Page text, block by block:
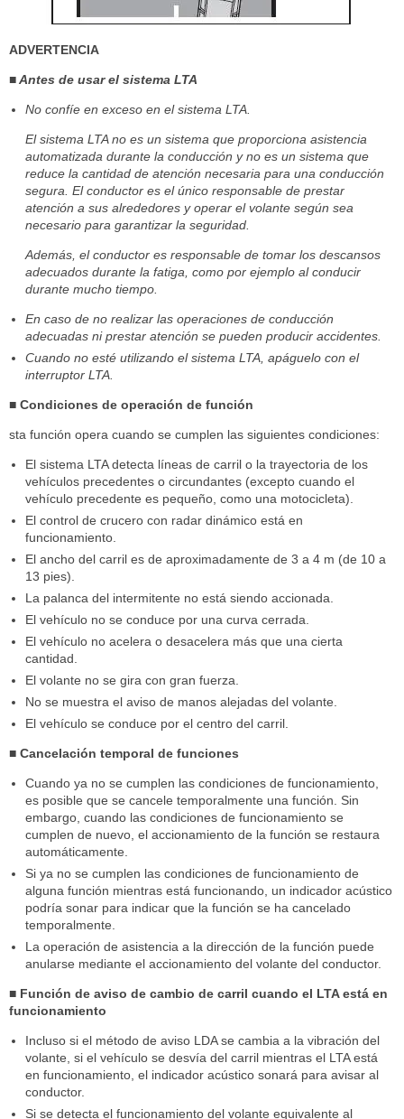
ADVERTENCIA
■ Antes de usar el sistema LTA
No confíe en exceso en el sistema LTA.
El sistema LTA no es un sistema que proporciona asistencia
automatizada durante la conducción y no es un sistema que
reduce la cantidad de atención necesaria para una conducción
segura. El conductor es el único responsable de prestar
atención a sus alrededores y operar el volante según sea
necesario para garantizar la seguridad.
Además, el conductor es responsable de tomar los descansos
adecuados durante la fatiga, como por ejemplo al conducir
durante mucho tiempo.
En caso de no realizar las operaciones de conducción
adecuadas ni prestar atención se pueden producir accidentes.
Cuando no esté utilizando el sistema LTA, apáguelo con el
interruptor LTA.
■ Condiciones de operación de función
sta función opera cuando se cumplen las siguientes condiciones:
El sistema LTA detecta líneas de carril o la trayectoria de los
vehículos precedentes o circundantes (excepto cuando el
vehículo precedente es pequeño, como una motocicleta).
El control de crucero con radar dinámico está en
funcionamiento.
El ancho del carril es de aproximadamente de 3 a 4 m (de 10 a
13 pies).
La palanca del intermitente no está siendo accionada.
El vehículo no se conduce por una curva cerrada.
El vehículo no acelera o desacelera más que una cierta
cantidad.
El volante no se gira con gran fuerza.
No se muestra el aviso de manos alejadas del volante.
El vehículo se conduce por el centro del carril.
■ Cancelación temporal de funciones
Cuando ya no se cumplen las condiciones de funcionamiento,
es posible que se cancele temporalmente una función. Sin
embargo, cuando las condiciones de funcionamiento se
cumplen de nuevo, el accionamiento de la función se restaura
automáticamente.
Si ya no se cumplen las condiciones de funcionamiento de
alguna función mientras está funcionando, un indicador acústico
podría sonar para indicar que la función se ha cancelado
temporalmente.
La operación de asistencia a la dirección de la función puede
anularse mediante el accionamiento del volante del conductor.
■ Función de aviso de cambio de carril cuando el LTA está en
funcionamiento
Incluso si el método de aviso LDA se cambia a la vibración del
volante, si el vehículo se desvía del carril mientras el LTA está
en funcionamiento, el indicador acústico sonará para avisar al
conductor.
Si se detecta el funcionamiento del volante equivalente al